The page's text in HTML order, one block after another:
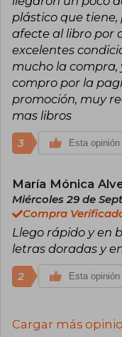
plástico que tiene,
afecte al libro por
excelentes
mucho la compra,
compro por la
promoción, muy
mas libros
3 Esta
María Mónica
Miércoles 29 de
Compra
Llego rápido y en
letras doradas y
2 Esta
Cargar más